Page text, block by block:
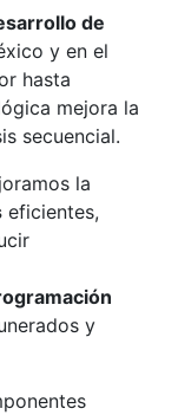
de
y en el
hasta
mejora la
secuencial.
la
eficientes,
y